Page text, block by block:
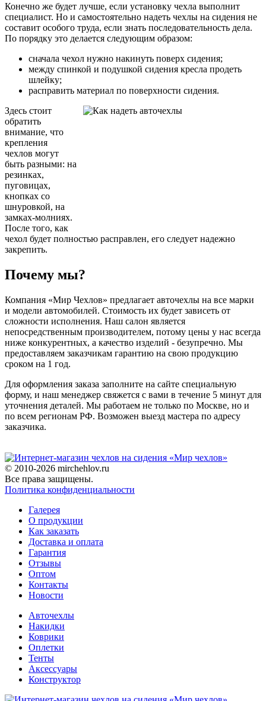
Конечно же будет лучше, если установку чехла выполнит
специалист. Но и самостоятельно надеть чехлы на сидения не
составит особого труда, если знать последовательность дела.
По порядку это делается следующим образом:
сначала чехол нужно накинуть поверх сидения;
между спинкой и подушкой сидения кресла продеть
шлейку;
расправить материал по поверхности сидения.
Здесь стоит
обратить
внимание, что
крепления
чехлов могут
быть разными: на
резинках,
пуговицах,
кнопках со
шнуровкой, на
замках-молниях.
После того, как
чехол будет полностью расправлен, его следует надежно
закрепить.
Почему мы?
Компания «Мир Чехлов» предлагает авточехлы на все марки
и модели автомобилей. Стоимость их будет зависеть от
сложности исполнения. Наш салон является
непосредственным производителем, потому цены у нас всегда
ниже конкурентных, а качество изделий - безупречно. Мы
предоставляем заказчикам гарантию на свою продукцию
сроком на 1 год.
Для оформления заказа заполните на сайте специальную
форму, и наш менеджер свяжется с вами в течение 5 минут для
уточнения деталей. Мы работаем не только по Москве, но и
по всем регионам РФ. Возможен выезд мастера по адресу
заказчика.
© 2010-2026 mirchehlov.ru
Все права защищены.
Политика конфиденциальности
Галерея
О продукции
Как заказать
Доставка и оплата
Гарантия
Отзывы
Оптом
Контакты
Новости
Авточехлы
Накидки
Коврики
Оплетки
Тенты
Аксессуары
Конструктор